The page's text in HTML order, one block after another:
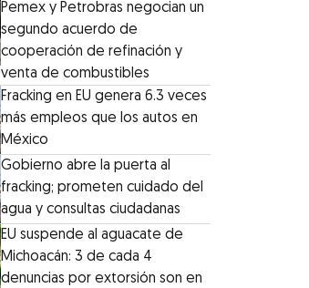
Pemex y Petrobras negocian un
segundo acuerdo de
cooperación de refinación y
venta de combustibles
Fracking en EU genera 6.3 veces
más empleos que los autos en
México
Gobierno abre la puerta al
fracking; prometen cuidado del
agua y consultas ciudadanas
EU suspende al aguacate de
Michoacán: 3 de cada 4
denuncias por extorsión son en